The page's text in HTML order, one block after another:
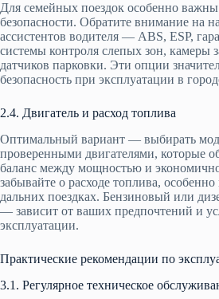
Для семейных поездок особенно
безопасности. Обратите внимание на
ассистентов водителя — ABS, ESP,
системы контроля слепых зон, камеры
датчиков парковки. Эти опции
безопасность при эксплуатации в
2.4. Двигатель и расход топлива
Оптимальный вариант — выбирать
проверенными двигателями, которые
баланс между мощностью и
забывайте о расходе топлива,
дальних поездках. Бензиновый или
— зависит от ваших предпочтений и
эксплуатации.
Практические рекомендации по
3.1. Регулярное техническое